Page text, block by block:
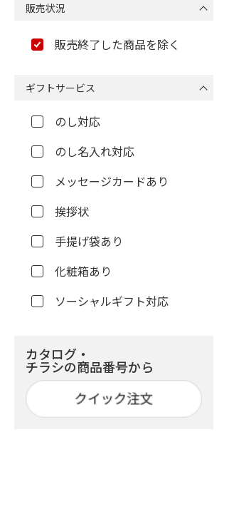
販売状況
販売終了した商品を除く
ギフトサービス
のし対応
のし名入れ対応
メッセージカードあり
挨拶状
手提げ袋あり
化粧箱あり
ソーシャルギフト対応
カタログ・
チラシの商品番号から